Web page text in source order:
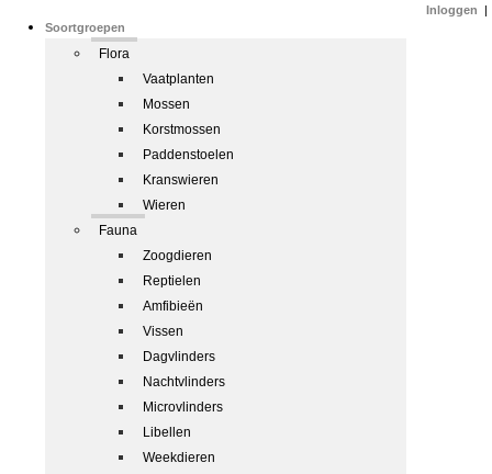
Soortgroepen
Flora
Vaatplanten
Mossen
Korstmossen
Paddenstoelen
Kranswieren
Wieren
Fauna
Zoogdieren
Reptielen
Amfibieën
Vissen
Dagvlinders
Nachtvlinders
Microvlinders
Libellen
Weekdieren
Inloggen |